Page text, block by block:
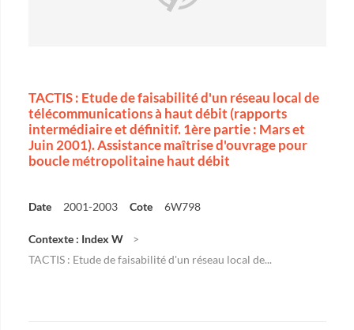
TACTIS : Etude de faisabilité d'un réseau local de
télécommunications à haut débit (rapports
intermédiaire et définitif. 1ère partie : Mars et
Juin 2001). Assistance maîtrise d'ouvrage pour
boucle métropolitaine haut débit
Date 2001-2003 Cote 6W798
Contexte : Index W
TACTIS : Etude de faisabilité d'un réseau local de...